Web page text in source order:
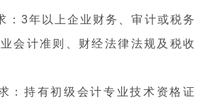
：3年以上企业财务、审计或税务
会计准则、财经法律法规及税收
：持有初级会计专业技术资格证